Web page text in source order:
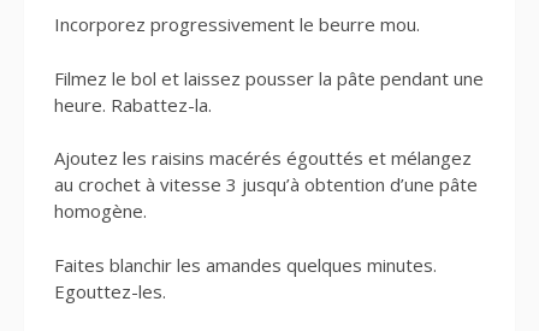
Incorporez progressivement le beurre mou.
Filmez le bol et laissez pousser la pâte pendant une
heure. Rabattez-la.
Ajoutez les raisins macérés égouttés et mélangez
au crochet à vitesse 3 jusqu’à obtention d’une pâte
homogène.
Faites blanchir les amandes quelques minutes.
Egouttez-les.